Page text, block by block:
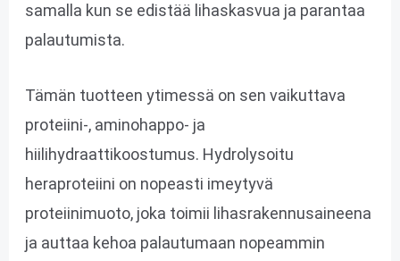
samalla kun se edistää lihaskasvua ja parantaa
palautumista.
Tämän tuotteen ytimessä on sen vaikuttava
proteiini-, aminohappo- ja
hiilihydraattikoostumus. Hydrolysoitu
heraproteiini on nopeasti imeytyvä
proteiinimuoto, joka toimii lihasrakennusaineena
ja auttaa kehoa palautumaan nopeammin